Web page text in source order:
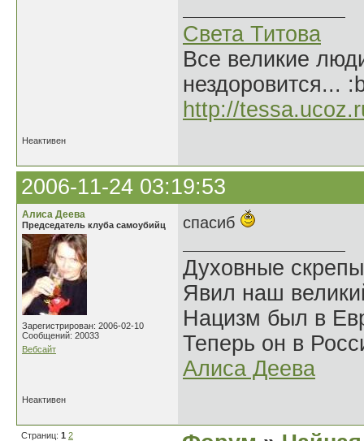
Света Титова
Все великие
нездоровится...
http://
Неактивен
2006-11-24 03:19:53
Алиса Деева
Председатель клуба самоубийц
Зарегистрирован: 2006-02-10
Сообщений: 20033
Вебсайт
спасиб
Духовные
Явил наш
Нацизм был в
Теперь он в
Алиса Деева
Неактивен
Страниц: 1 2